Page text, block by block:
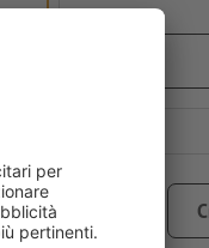
incl. 8.1% IVA
CHF 98.00